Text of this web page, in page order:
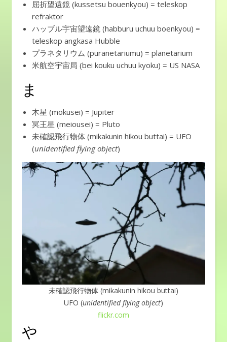
屈折望遠鏡 (kussetsu bouenkyou) = teleskop
refraktor
ハッブル宇宙望遠鏡 (habburu uchuu boenkyou) =
teleskop angkasa Hubble
プラネタリウム (puranetariumu) = planetarium
米航空宇宙局 (bei kouku uchuu kyoku) = US NASA
ま
木星 (mokusei) = Jupiter
冥王星 (meiousei) = Pluto
未確認飛行物体 (mikakunin hikou buttai) = UFO
(unidentified flying object)
未確認飛行物体 (mikakunin hikou buttai)
UFO (unidentified flying object)
flickr.com
や